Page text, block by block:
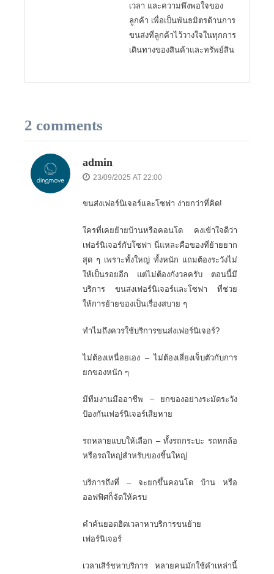
เวลา และความพึงพอใจของ
ลูกค้า เพื่อเป็นพันธมิตรด้านการ
ขนส่งที่ลูกค้าไว้วางใจในทุกการ
เดินทางของสินค้าและทรัพย์สิน
2 comments
admin
23/09/2025 AT 22:00
ขนส่งเฟอร์นิเจอร์และโซฟา ง่ายกว่าที่คิด!
ใครที่เคยย้ายบ้านหรือคอนโด คงเข้าใจดีว่า
เฟอร์นิเจอร์กับโซฟา นี่แหละคือของที่ย้ายยาก
สุด ๆ เพราะทั้งใหญ่ ทั้งหนัก แถมต้องระวังไม่
ให้เป็นรอยอีก แต่ไม่ต้องกังวลครับ ตอนนี้มี
บริการ ขนส่งเฟอร์นิเจอร์และโซฟา ที่ช่วย
ให้การย้ายของเป็นเรื่องสบาย ๆ
ทำไมถึงควรใช้บริการขนส่งเฟอร์นิเจอร์?
ไม่ต้องเหนื่อยเอง – ไม่ต้องเสี่ยงเจ็บตัวกับการ
ยกของหนัก ๆ
มีทีมงานมืออาชีพ – ยกของอย่างระมัดระวัง
ป้องกันเฟอร์นิเจอร์เสียหาย
รถหลายแบบให้เลือก – ทั้งรถกระบะ รถหกล้อ
หรือรถใหญ่สำหรับของชิ้นใหญ่
บริการถึงที่ – จะยกขึ้นคอนโด บ้าน หรือ
ออฟฟิศก็จัดให้ครบ
คำค้นยอดฮิตเวลาหาบริการขนย้าย
เฟอร์นิเจอร์
เวลาเสิร์ชหาบริการ หลายคนมักใช้คำเหล่านี้